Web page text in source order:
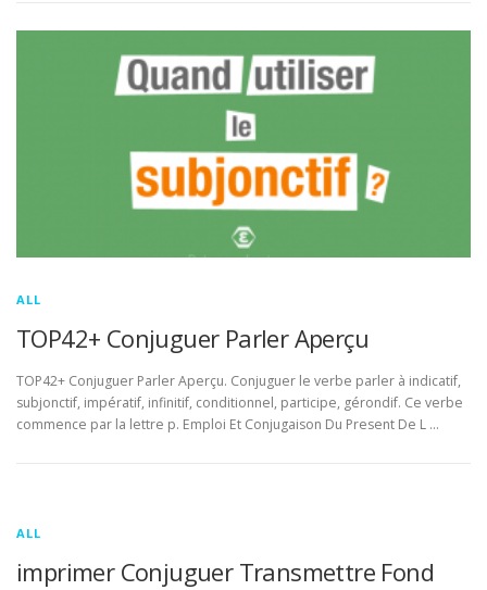
ALL
TOP42+ Conjuguer Parler Aperçu
TOP42+ Conjuguer Parler Aperçu. Conjuguer le verbe parler à indicatif,
subjonctif, impératif, infinitif, conditionnel, participe, gérondif. Ce verbe
commence par la lettre p. Emploi Et Conjugaison Du Present De L …
ALL
imprimer Conjuguer Transmettre Fond